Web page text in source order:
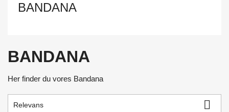
BANDANA
BANDANA
Her finder du vores Bandana
Relevans 